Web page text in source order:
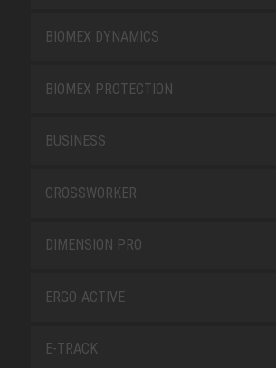
BIOMEX DYNAMICS
BIOMEX PROTECTION
BUSINESS
CROSSWORKER
DIMENSION PRO
ERGO-ACTIVE
E-TRACK